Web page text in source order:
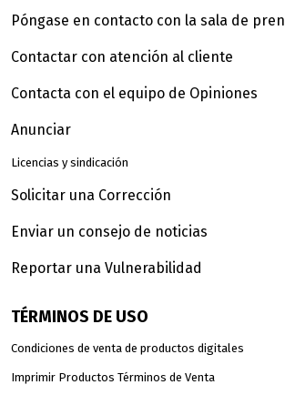
Póngase en contacto con la sala de
Contactar con atención al cliente
Contacta con el equipo de Opiniones
Anunciar
Licencias y sindicación
Solicitar una Corrección
Enviar un consejo de noticias
Reportar una Vulnerabilidad
TÉRMINOS DE USO
Condiciones de venta de productos digitales
Imprimir Productos Términos de Venta